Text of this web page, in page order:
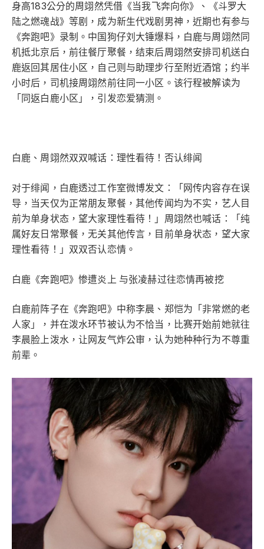
身高183公分的周翊然凭借《当我飞奔向你》、《斗罗大
陆之燃魂战》等剧，成为新生代戏剧男神，近期也有参与
《奔跑吧》录制。中国狗仔刘大锤爆料，白鹿与周翊然同
机抵北京后，前往餐厅聚餐，结束后周翊然安排司机送白
鹿返回其居住小区，自己则与助理步行至附近酒馆；约半
小时后，司机接周翊然前往同一小区。该行程被解读为
「同返白鹿小区」，引发恋爱猜测。
白鹿、周翊然双双喊话：理性看待！否认绯闻
对于绯闻，白鹿透过工作室微博发文：「网传内容存在误
导，当天仅为正常朋友聚餐，其他传闻均为不实，艺人目
前为单身状态，望大家理性看待！」周翊然也喊话：「纯
属好友日常聚餐，无关其他传言，目前单身状态，望大家
理性看待！」双双否认恋情。
白鹿《奔跑吧》惨遭炎上 与张凌赫过往恋情再被挖
白鹿前阵子在《奔跑吧》中称李晨、郑恺为「非常燃的老
人家」，并在泼水环节被认为不恰当，比赛开始前她就往
李晨脸上泼水，让网友气炸公审，认为她种种行为不尊重
前辈。